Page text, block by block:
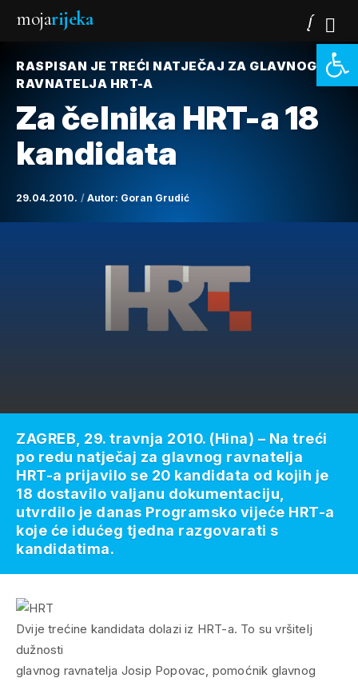
mojarijeka
RASPISAN JE TREĆI NATJEČAJ ZA GLAVNOG
RAVNATELJA HRT-A
Za čelnika HRT-a 18
kandidata
29.04.2010. Autor: Goran Grudić
Dvije trećine kandidata dolazi iz HRT-a. To su vršitelj
dužnosti
glavnog ravnatelja Josip Popovac, pomoćnik glavnog
ZAGREB, 29. travnja 2010. (Hina) – Na treći
po redu natječaj za glavnog ravnatelja
HRT-a prijavilo se 20 kandidata od kojih je
18 dostavilo valjanu dokumentaciju,
utvrdilo je danas Programsko vijeće HRT-a
koje će idućeg tjedna razgovarati s
kandidatima.